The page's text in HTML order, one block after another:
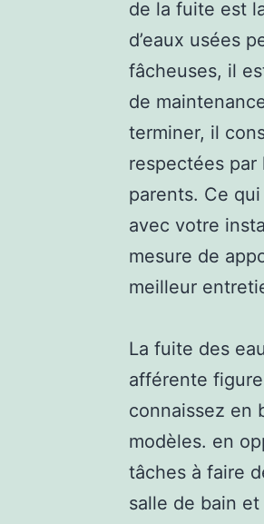
de la fuite est
d’eaux usées
fâcheuses, il
de
terminer, il
respectées par
parents. Ce
avec votre
mesure de
meilleur
La fuite des
afférente
connaissez en
modèles. en
tâches à faire
salle de bain